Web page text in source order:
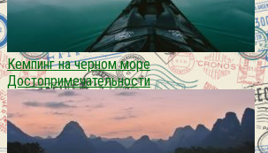
Кемпинг на черном море
Достопримечательности